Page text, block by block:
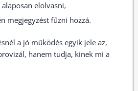
elolvasni,
megjegyzést fűzni hozzá.
a jó működés egyik jele az,
hanem tudja, kinek mi a